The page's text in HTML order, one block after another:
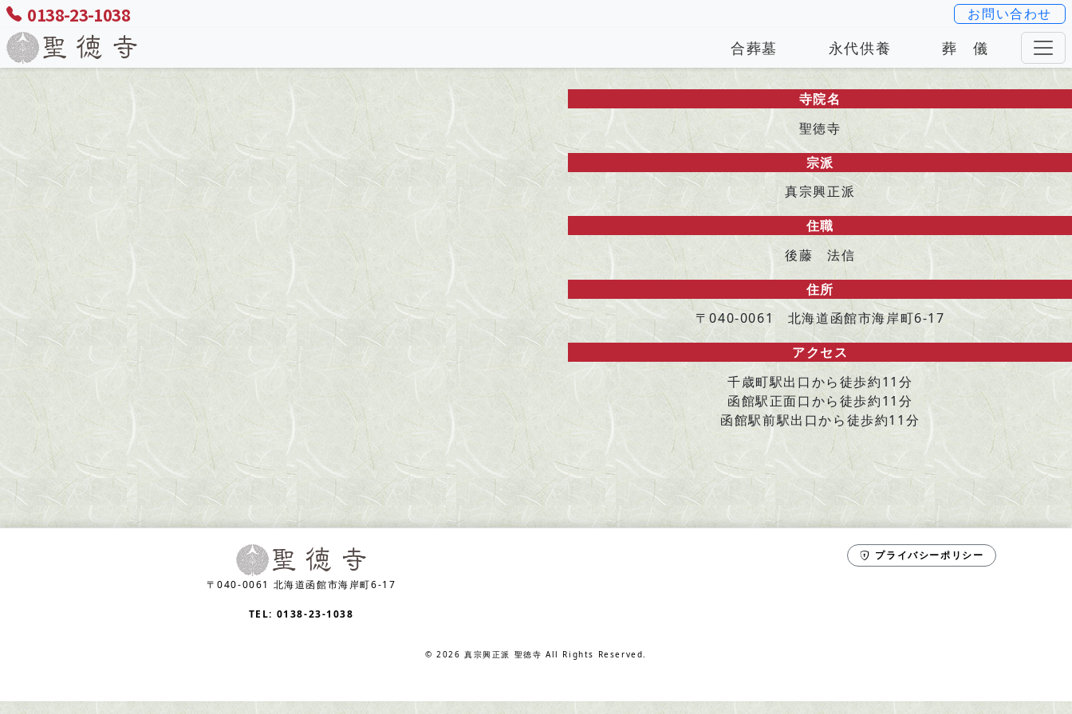
0138-23-1038 お問い合わせ
合葬墓 永代供養 葬 儀
寺院名
聖徳寺
宗派
真宗興正派
住職
後藤 法信
住所
〒040-0061 北海道函館市海岸町6-17
アクセス
千歳町駅出口から徒歩約11分
函館駅正面口から徒歩約11分
函館駅前駅出口から徒歩約11分
〒040-0061 北海道函館市海岸町6-17
TEL: 0138-23-1038
プライバシーポリシー
© 2026 真宗興正派 聖徳寺 All Rights Reserved.